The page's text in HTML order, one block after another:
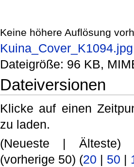
Keine höhere Auflösung
Kuina_Cover_K1094.jpg
Dateigröße: 96 KB,
Dateiversionen
Klicke auf einen
zu laden.
(Neueste | Älteste)
(vorherige 50) (20 | 50 |